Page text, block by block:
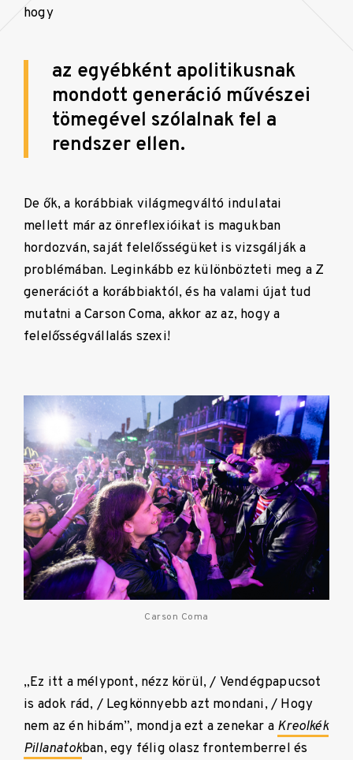
hogy
az egyébként apolitikusnak
mondott generáció művészei
tömegével szólalnak fel a
rendszer ellen.
De ők, a korábbiak világmegváltó indulatai
mellett már az önreflexióikat is magukban
hordozván, saját felelősségüket is vizsgálják a
problémában. Leginkább ez különbözteti meg a Z
generációt a korábbiaktól, és ha valami újat tud
mutatni a Carson Coma, akkor az az, hogy a
felelősségvállalás szexi!
Carson Coma
„Ez itt a mélypont, nézz körül, / Vendégpapucsot
is adok rád, / Legkönnyebb azt mondani, / Hogy
nem az én hibám”, mondja ezt a zenekar a Kreolkék
Pillanatokban, egy félig olasz frontemberrel és